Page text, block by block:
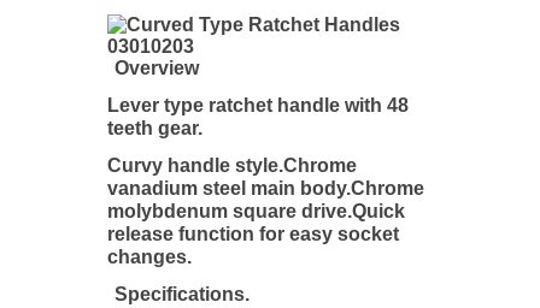
Overview
Lever type ratchet handle with 48
teeth gear.
Curvy handle style.Chrome
vanadium steel main body.Chrome
molybdenum square drive.Quick
release function for easy socket
changes.
Specifications.